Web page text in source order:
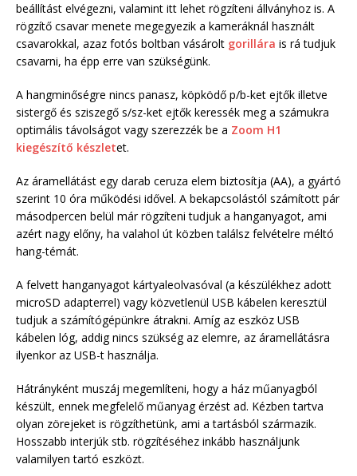
beállítást elvégezni, valamint itt lehet rögzíteni állványhoz is. A
rögzítő csavar menete megegyezik a kameráknál használt
csavarokkal, azaz fotós boltban vásárolt gorillára is rá tudjuk
csavarni, ha épp erre van szükségünk.
A hangminőségre nincs panasz, köpködő p/b-ket ejtők illetve
sistergő és sziszegő s/sz-ket ejtők keressék meg a számukra
optimális távolságot vagy szerezzék be a Zoom H1
kiegészítő készletet.
Az áramellátást egy darab ceruza elem biztosítja (AA), a gyártó
szerint 10 óra működési idővel. A bekapcsolástól számított pár
másodpercen belül már rögzíteni tudjuk a hanganyagot, ami
azért nagy előny, ha valahol út közben találsz felvételre méltó
hang-témát.
A felvett hanganyagot kártyaleolvasóval (a készülékhez adott
microSD adapterrel) vagy közvetlenül USB kábelen keresztül
tudjuk a számítógépünkre átrakni. Amíg az eszköz USB
kábelen lóg, addig nincs szükség az elemre, az áramellátásra
ilyenkor az USB-t használja.
Hátrányként muszáj megemlíteni, hogy a ház műanyagból
készült, ennek megfelelő műanyag érzést ad. Kézben tartva
olyan zörejeket is rögzíthetünk, ami a tartásból származik.
Hosszabb interjúk stb. rögzítéséhez inkább használjunk
valamilyen tartó eszközt.